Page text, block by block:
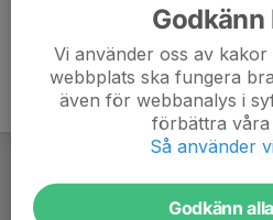
Godkänn
Vi använder oss av
webbplats ska fungera
även för webbanalys i
förbättra våra
Så använder
Godkänn